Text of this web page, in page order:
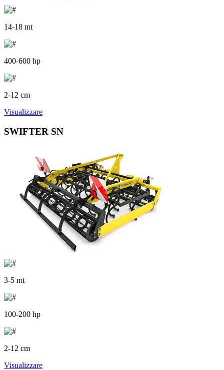
14-18 mt
400-600 hp
2-12 cm
Visualizzare
SWIFTER SN
3-5 mt
100-200 hp
2-12 cm
Visualizzare